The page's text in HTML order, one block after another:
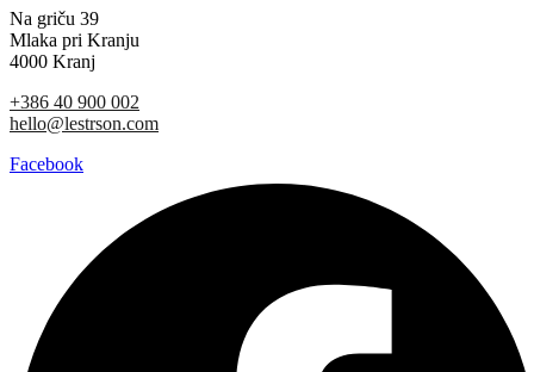
Na griču 39
Mlaka pri Kranju
4000 Kranj
+386 40 900 002
hello@lestrson.com
Facebook